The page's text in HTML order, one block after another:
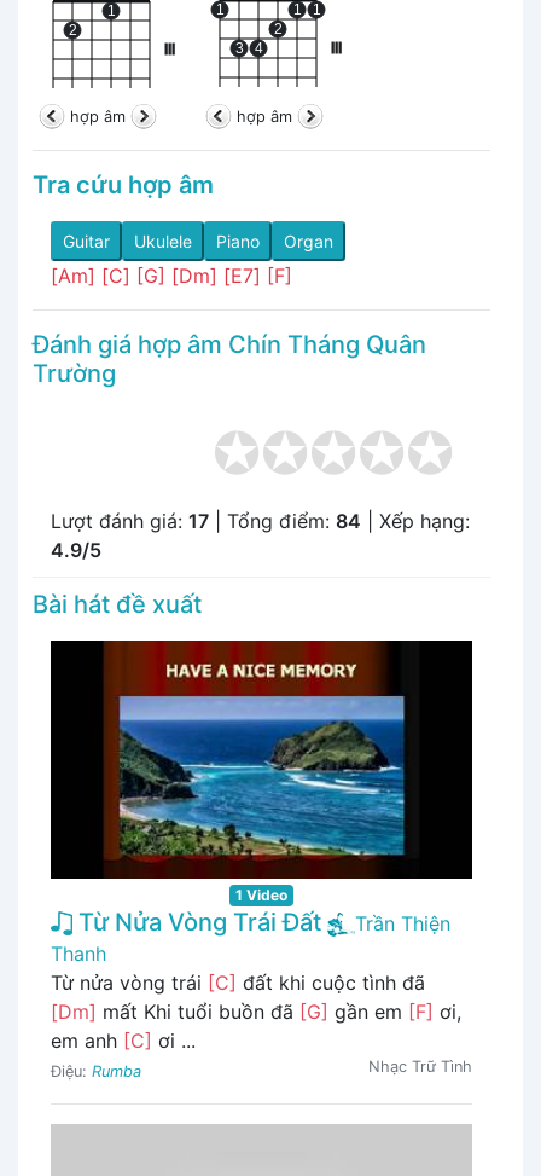
III
2
1
hợp âm
1
3 4
2
1 1
hợp âm
Tra cứu hợp âm
Guitar Ukulele Piano Organ
[Am] [C] [G] [Dm] [E7] [F]
Đánh giá hợp âm Chín Tháng Quân
Trường
Lượt đánh giá: 17 | Tổng điểm: 84 | Xếp hạng:
4.9/5
Bài hát đề xuất
1 Video
Từ Nửa Vòng Trái Đất
Trần Thiện
Thanh
Từ nửa vòng trái [C] đất khi cuộc tình đã
[Dm] mất Khi tuổi buồn đã [G] gần em [F] ơi,
em anh [C] ơi ...
Điệu: Rumba Nhạc Trữ Tình